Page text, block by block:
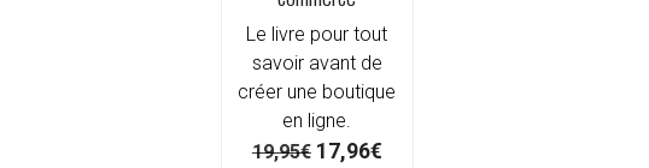
Le livre pour tout
savoir avant de
créer une boutique
en ligne.
19,95€ 17,96€